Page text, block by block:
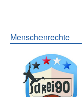
Menschenrechte